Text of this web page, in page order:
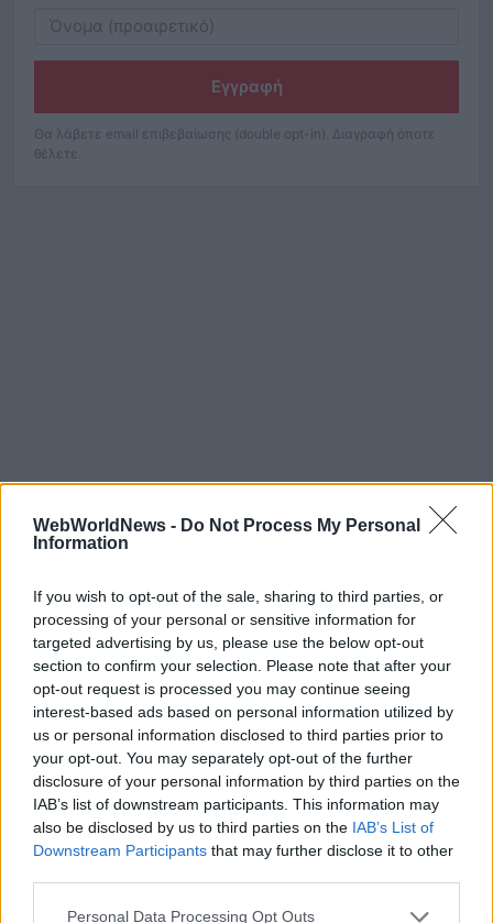
WebWorldNews - Do Not Process My Personal
Information
If you wish to opt-out of the sale, sharing to third parties, or
processing of your personal or sensitive information for
targeted advertising by us, please use the below opt-out
section to confirm your selection. Please note that after your
opt-out request is processed you may continue seeing
interest-based ads based on personal information utilized by
us or personal information disclosed to third parties prior to
your opt-out. You may separately opt-out of the further
disclosure of your personal information by third parties on the
IAB’s list of downstream participants. This information may
also be disclosed by us to third parties on the IAB’s List of
Downstream Participants that may further disclose it to other
Personal Data Processing Opt Outs
Εγγραφή
Θα λάβετε email επιβεβαίωσης (double opt-in). Διαγραφή όποτε
θέλετε.